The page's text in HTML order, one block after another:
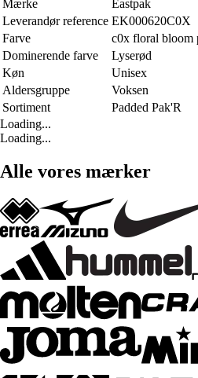
Mærke
Eastpak
Leverandør reference EK000620C0X
Farve
c0x floral bloom
Dominerende farve
Lyserød
Køn
Unisex
Aldersgruppe
Voksen
Sortiment
Padded Pak'R
Loading...
Loading...
Alle vores mærker